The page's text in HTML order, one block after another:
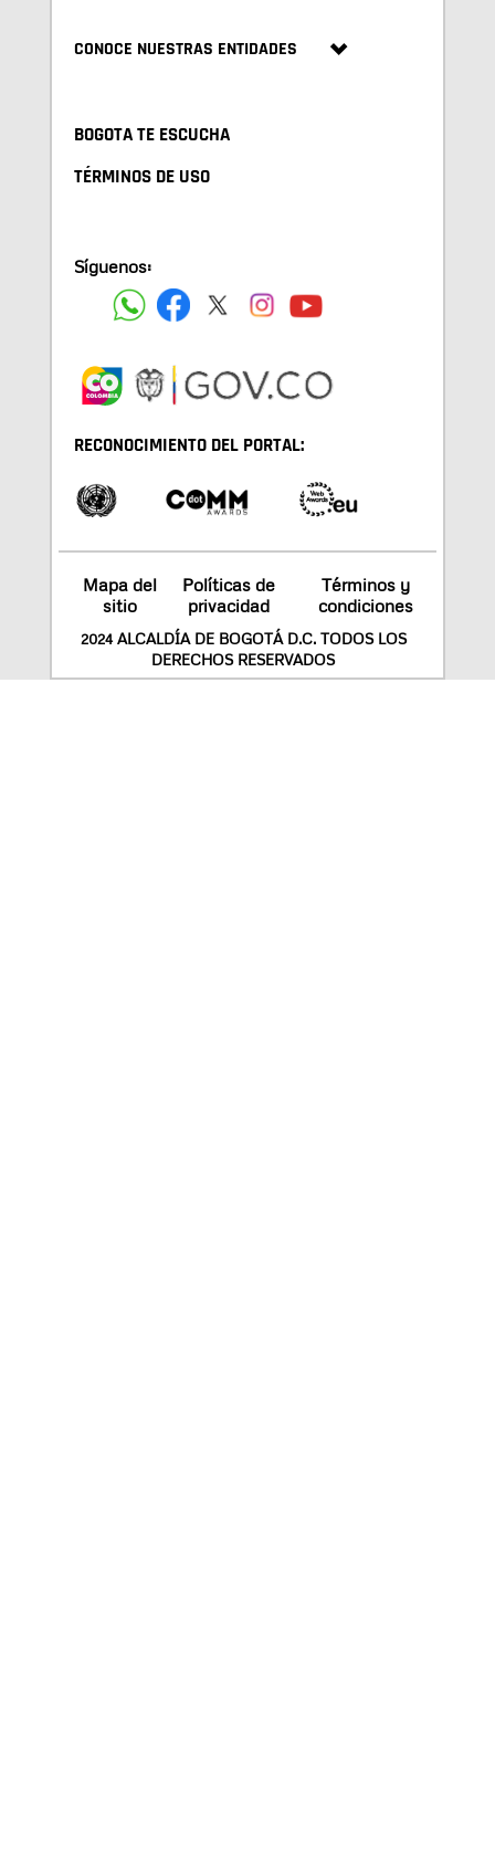
CONOCE NUESTRAS ENTIDADES
BOGOTA TE ESCUCHA
TÉRMINOS DE USO
Síguenos:
RECONOCIMIENTO DEL PORTAL:
Mapa del
sitio
Políticas de
privacidad
Términos y
condiciones
2024 ALCALDÍA DE BOGOTÁ D.C. TODOS LOS
DERECHOS RESERVADOS